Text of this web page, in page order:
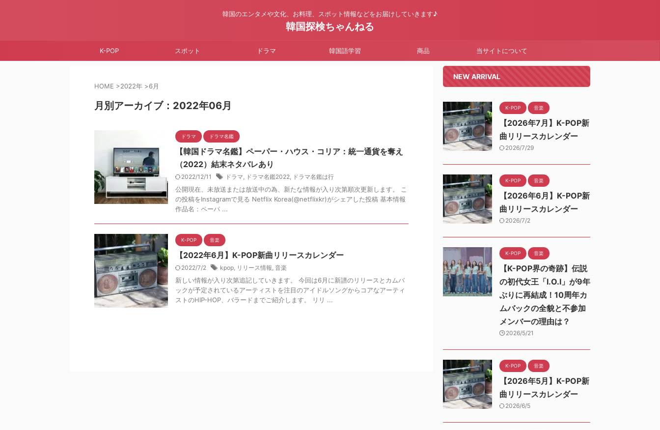
韓国のエンタメや文化、お料理、スポット情報などをお届けしていきます♪
韓国探検ちゃんねる
K-POP スポット ドラマ 韓国語学習 商品 当サイトについて
HOME >2022年 >6月
月別アーカイブ：2022年06月
ドラマ ドラマ名鑑
【韓国ドラマ名鑑】ペーパー・ハウス・コリア：統一通貨を奪え
（2022）結末ネタバレあり
2022/12/11 ドラマ, ドラマ名鑑2022, ドラマ名鑑は行
公開現在、未放送または放送中の為、新たな情報が入り次第順次更新します。 こ
の投稿をInstagramで見る Netflix Korea(@netflixkr)がシェアした投稿 基本情報
作品名：ペーパ ...
K-POP 音楽
【2022年6月】K-POP新曲リリースカレンダー
2022/7/2 kpop, リリース情報, 音楽
新しい情報が入り次第追記していきます。 今回は6月に新譜のリリースとカムバ
ックが予定されているアーティストを注目のアイドルソングからコアなアーティ
ストのHIP-HOP、バラードまでご紹介します。 リリ ...
NEW ARRIVAL
K-POP 音楽
【2026年7月】K-POP新
曲リリースカレンダー
2026/7/29
K-POP 音楽
【2026年6月】K-POP新
曲リリースカレンダー
2026/7/2
K-POP 音楽
【K-POP界の奇跡】伝説
の初代女王「I.O.I」が9年
ぶりに再結成！10周年カ
ムバックの全貌と不参加
メンバーの理由は？
2026/5/21
K-POP 音楽
【2026年5月】K-POP新
曲リリースカレンダー
2026/6/5